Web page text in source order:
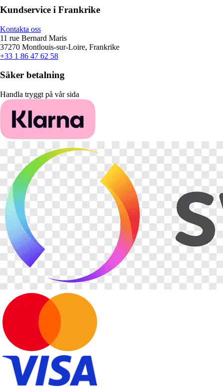
Kundservice i Frankrike
Kontakta oss
11 rue Bernard Maris
37270 Montlouis-sur-Loire, Frankrike
+33 1 86 47 62 58
Säker betalning
Handla tryggt på vår sida